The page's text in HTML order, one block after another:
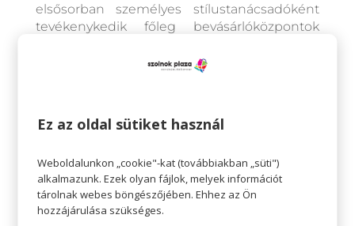
elsősorban személyes stílustanácsadóként
tevékenykedik főleg bevásárlóközpontok
felkérték már különböző reklámfilmek és
Divatiskolában. Nem rég kérték fel
code-jának elkészítésével kapcsolatban,
valamint egy hetilapnak is dolgozik divat
stylist-ként. A kreativitás mellet a legnagyobb
öröm számára az, ha tanácsot és segítséget
Ez az oldal sütiket használ
Weboldalunkon „cookie"-kat (továbbiakban „süti")
alkalmazunk. Ezek olyan fájlok, melyek információt
tárolnak webes böngészőjében. Ehhez az Ön
hozzájárulása szükséges.